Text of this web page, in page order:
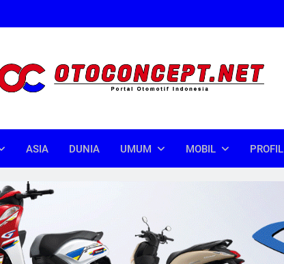
ASIA DUNIA UMUM MOBIL PROFIL